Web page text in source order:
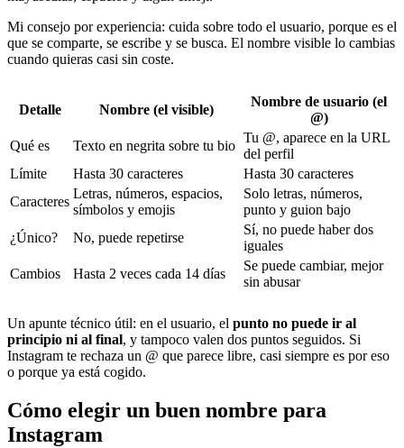
Mi consejo por experiencia: cuida sobre todo el usuario, porque es el
que se comparte, se escribe y se busca. El nombre visible lo cambias
cuando quieras casi sin coste.
Detalle Nombre (el visible)
Nombre de usuario (el
@)
Qué es
Texto en negrita sobre tu bio
Tu @, aparece en la URL
del perfil
Límite
Hasta 30 caracteres
Hasta 30 caracteres
Caracteres
Letras, números, espacios,
símbolos y emojis
Solo letras, números,
punto y guion bajo
¿Único?
No, puede repetirse
Sí, no puede haber dos
iguales
Cambios
Hasta 2 veces cada 14 días
Se puede cambiar, mejor
sin abusar
Un apunte técnico útil: en el usuario, el punto no puede ir al
principio ni al final, y tampoco valen dos puntos seguidos. Si
Instagram te rechaza un @ que parece libre, casi siempre es por eso
o porque ya está cogido.
Cómo elegir un buen nombre para
Instagram